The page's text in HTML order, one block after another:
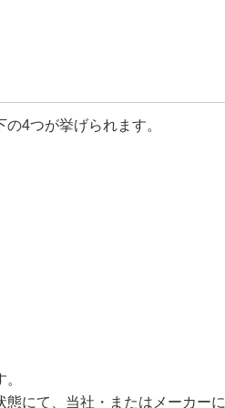
4つが挙げられます。
にて、当社・またはメーカーに